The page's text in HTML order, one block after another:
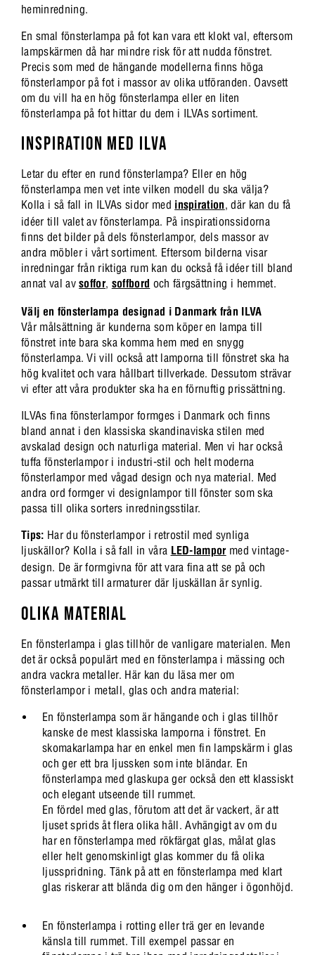
heminredning.
En smal fönsterlampa på fot kan vara ett klokt val, eftersom
lampskärmen då har mindre risk för att nudda fönstret.
Precis som med de hängande modellerna finns höga
fönsterlampor på fot i massor av olika utföranden. Oavsett
om du vill ha en hög fönsterlampa eller en liten
fönsterlampa på fot hittar du dem i ILVAs sortiment.
INSPIRATION MED ILVA
Letar du efter en rund fönsterlampa? Eller en hög
fönsterlampa men vet inte vilken modell du ska välja?
Kolla i så fall in ILVAs sidor med inspiration, där kan du få
idéer till valet av fönsterlampa. På inspirationssidorna
finns det bilder på dels fönsterlampor, dels massor av
andra möbler i vårt sortiment. Eftersom bilderna visar
inredningar från riktiga rum kan du också få idéer till bland
annat val avsoffor, soffbord och färgsättning i hemmet.
Välj en fönsterlampa designad i Danmark från ILVA
Vår målsättning är kunderna som köper en lampa till
fönstret inte bara ska komma hem med en snygg
fönsterlampa. Vi vill också att lamporna till fönstret ska ha
hög kvalitet och vara hållbart tillverkade. Dessutom strävar
vi efter att våra produkter ska ha en förnuftig prissättning.
ILVAs fina fönsterlampor formges i Danmark och finns
bland annat i den klassiska skandinaviska stilen med
avskalad design och naturliga material. Men vi har också
tuffa fönsterlampor i industri-stil och helt moderna
fönsterlampor med vågad design och nya material. Med
andra ord formger vi designlampor till fönster som ska
passa till olika sorters inredningsstilar.
Tips: Har du fönsterlampor i retrostil med synliga
ljuskällor? Kolla i så fall in våra LED-lampormed vintage-
design. De är formgivna för att vara fina att se på och
passar utmärkt till armaturer där ljuskällan är synlig.
OLIKA MATERIAL
En fönsterlampa i glas tillhör de vanligare materialen. Men
det är också populärt med en fönsterlampa i mässing och
andra vackra metaller. Här kan du läsa mer om
fönsterlampor i metall, glas och andra material:
En fönsterlampa som är hängande och i glas tillhör
kanske de mest klassiska lamporna i fönstret. En
skomakarlampa har en enkel men fin lampskärm i glas
och ger ett bra ljussken som inte bländar. En
fönsterlampa med glaskupa ger också den ett klassiskt
och elegant utseende till rummet.
En fördel med glas, förutom att det är vackert, är att
ljuset sprids åt flera olika håll. Avhängigt av om du
har en fönsterlampa med rökfärgat glas, målat glas
eller helt genomskinligt glas kommer du få olika
ljusspridning. Tänk på att en fönsterlampa med klart
glas riskerar att blända dig om den hänger i ögonhöjd.
En fönsterlampa i rotting eller trä ger en levande
känsla till rummet. Till exempel passar en